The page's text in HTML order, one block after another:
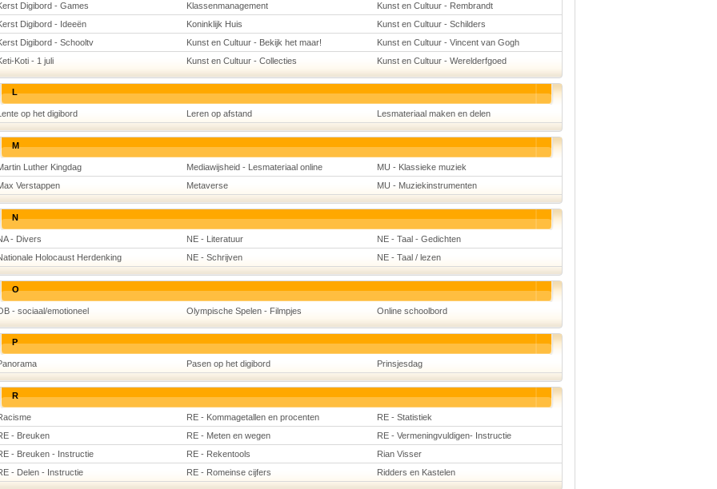
Digibord - Games Klassenmanagement
Kunst en Cultuur - Rembrandt
Digibord - Ideeën
Koninklijk Huis
Kunst en Cultuur - Schilders
Digibord - Schooltv
Kunst en Cultuur - Bekijk het maar!
Kunst en Cultuur - Vincent van Gogh
Koti - 1 juli
Kunst en Cultuur - Collecties Kunst en Cultuur - Werelderfgoed
L
op het digibord Leren op afstand Lesmateriaal maken en delen
M
Luther Kingdag Mediawijsheid - Lesmateriaal online
MU - Klassieke muziek
Verstappen
Metaverse MU - Muziekinstrumenten
N
- Divers NE - Literatuur
NE - Taal - Gedichten
Holocaust Herdenking
NE - Schrijven NE - Taal / lezen
O
- sociaal/emotioneel Olympische Spelen - Filmpjes Online schoolbord
P
Pasen op het digibord Prinsjesdag
R
RE - Kommagetallen en procenten
RE - Statistiek
- Breuken
RE - Meten en wegen
RE - Vermeningvuldigen- Instructie
- Breuken - Instructie
RE - Rekentools
Rian Visser
- Delen - Instructie
RE - Romeinse cijfers Ridders en Kastelen